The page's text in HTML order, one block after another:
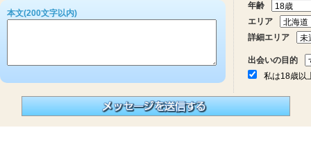
本文(200文字以内)
年齢
エリア
詳細エリア
出会いの目的
私は18歳以